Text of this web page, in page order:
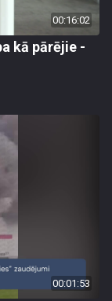
00:16:02
kā pārējie -
00:01:53